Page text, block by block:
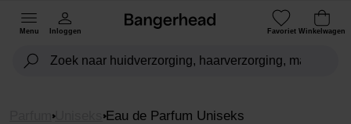
Menu Inloggen Favoriet Winkelwagen
Uniseks Eau de Parfum Uniseks